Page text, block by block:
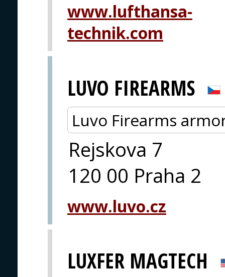
www.lufthansa-
technik.com
LUVO FIREARMS
Luvo Firearms
Rejskova 7
120 00 Praha 2
www.luvo.cz
LUXFER MAGTECH